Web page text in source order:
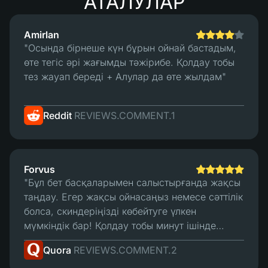
пайдадамын :)"
Amirlan
"Осында бірнеше күн бұрын ойнай бастадым,
өте тегіс әрі жағымды тәжірибе. Қолдау тобы
тез жауап береді + Алулар да өте жылдам"
Reddit REVIEWS.COMMENT.1
Forvus
"Бұл бет басқаларымен салыстырғанда жақсы
таңдау. Егер жақсы ойнасаңыз немесе сәттілік
болса, скиндеріңізді көбейтуге үлкен
мүмкіндік бар! Қолдау тобы минут ішінде
жауап береді және оның сауда жүйесі жақсы.
Менің ойымша, бұл үздік бет."
Quora REVIEWS.COMMENT.2